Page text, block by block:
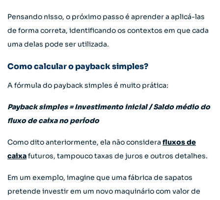
Pensando nisso, o próximo passo é aprender a aplicá-las
de forma correta, identificando os contextos em que cada
uma delas pode ser utilizada.
Como calcular o payback simples?
A fórmula do payback simples é muito prática:
Payback simples = Investimento inicial / Saldo médio do
fluxo de caixa no período
Como dito anteriormente, ela não considera fluxos de
caixafuturos, tampouco taxas de juros e outros detalhes.
Em um exemplo, imagine que uma fábrica de sapatos
pretende investir em um novo maquinário com valor de